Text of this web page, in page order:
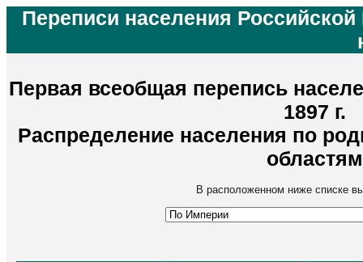
Переписи населения
Первая всеобщая перепись
1897 г.
Распределение населения по
областям
В расположенном ниже списке